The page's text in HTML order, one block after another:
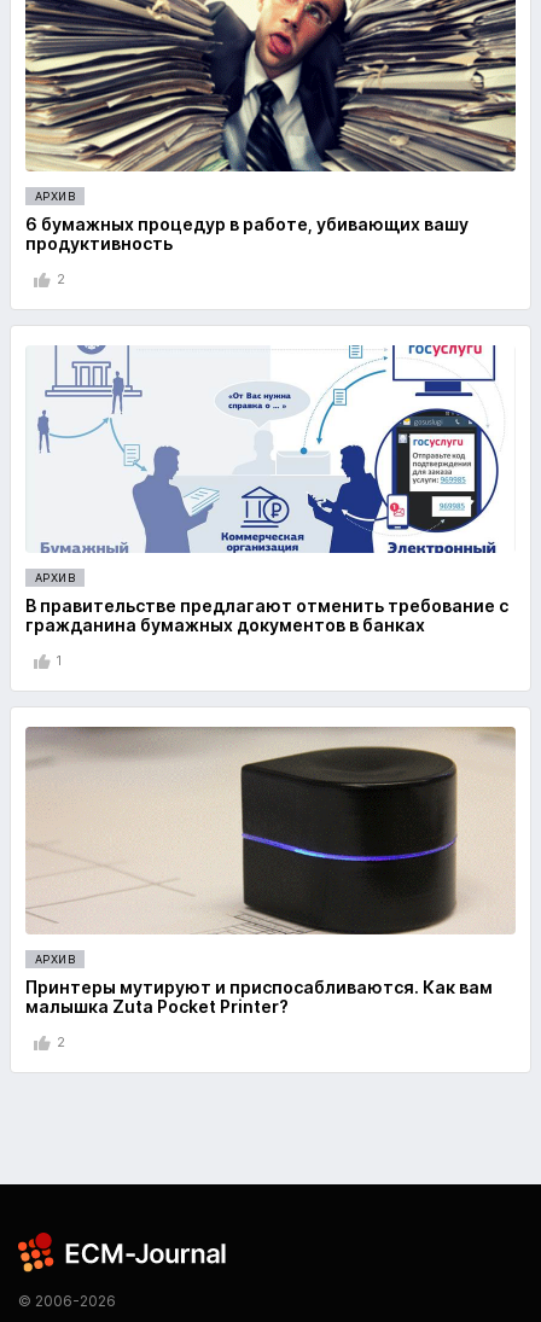
АРХИВ
6 бумажных процедур в работе, убивающих вашу
продуктивность
2
АРХИВ
В правительстве предлагают отменить требование с
гражданина бумажных документов в банках
1
АРХИВ
Принтеры мутируют и приспосабливаются. Как вам
малышка Zuta Pocket Printer?
2
© 2006-2026